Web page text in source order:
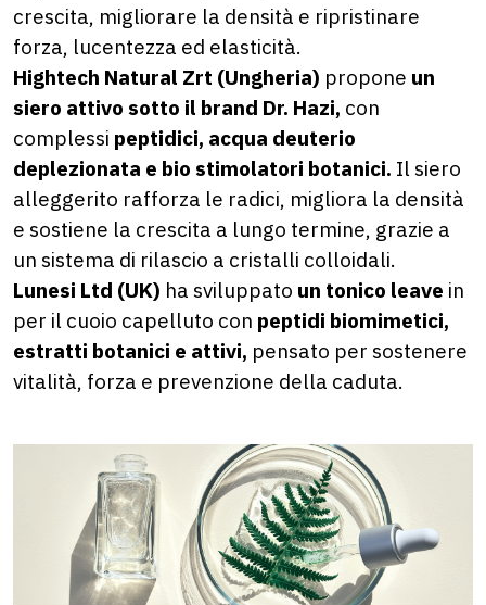
crescita, migliorare la densità e ripristinare
forza, lucentezza ed elasticità.
Hightech Natural Zrt (Ungheria) propone un
siero attivo sotto il brand Dr. Hazi, con
complessi peptidici, acqua deuterio
deplezionata e bio stimolatori botanici. Il siero
alleggerito rafforza le radici, migliora la densità
e sostiene la crescita a lungo termine, grazie a
un sistema di rilascio a cristalli colloidali.
Lunesi Ltd (UK) ha sviluppato un tonico leave in
per il cuoio capelluto con peptidi biomimetici,
estratti botanici e attivi, pensato per sostenere
vitalità, forza e prevenzione della caduta.